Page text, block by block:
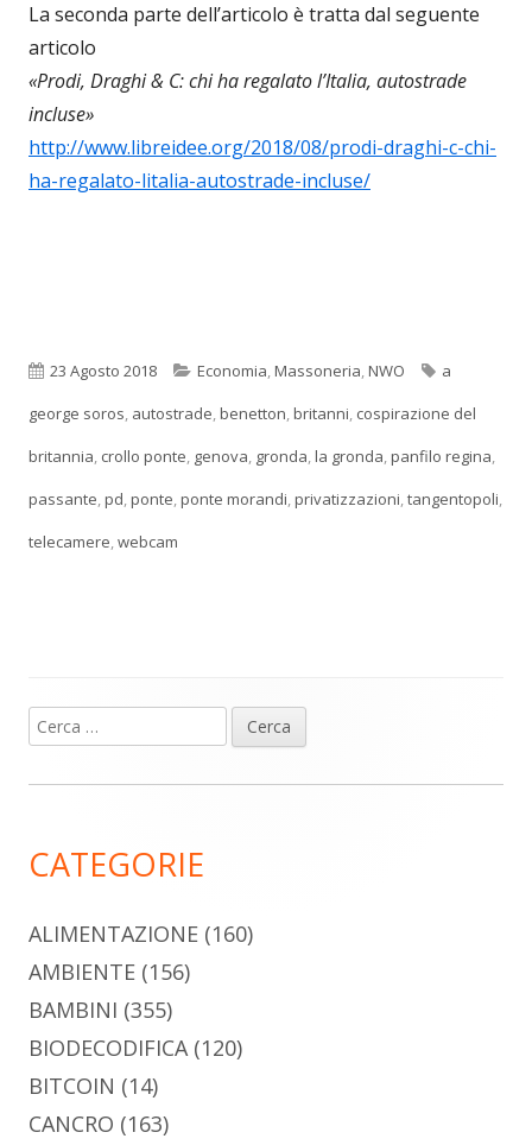
La seconda parte dell’articolo è tratta dal seguente
articolo
«Prodi, Draghi & C: chi ha regalato l’Italia, autostrade
incluse»
http://www.libreidee.org/2018/08/prodi-draghi-c-chi-
ha-regalato-litalia-autostrade-incluse/
Pubblicato
23 Agosto 2018 Categorie
Economia,Massoneria,NWO Tag
a
george soros, autostrade,benetton,britanni, cospirazione del
britannia, crollo ponte, genova, gronda,la gronda,panfilo regina,
passante,pd,ponte,ponte morandi,privatizzazioni,tangentopoli,
telecamere,webcam
Barra
laterale
Ricerca
per:
CATEGORIE
ALIMENTAZIONE (160)
AMBIENTE (156)
BAMBINI (355)
BIODECODIFICA (120)
BITCOIN (14)
CANCRO (163)